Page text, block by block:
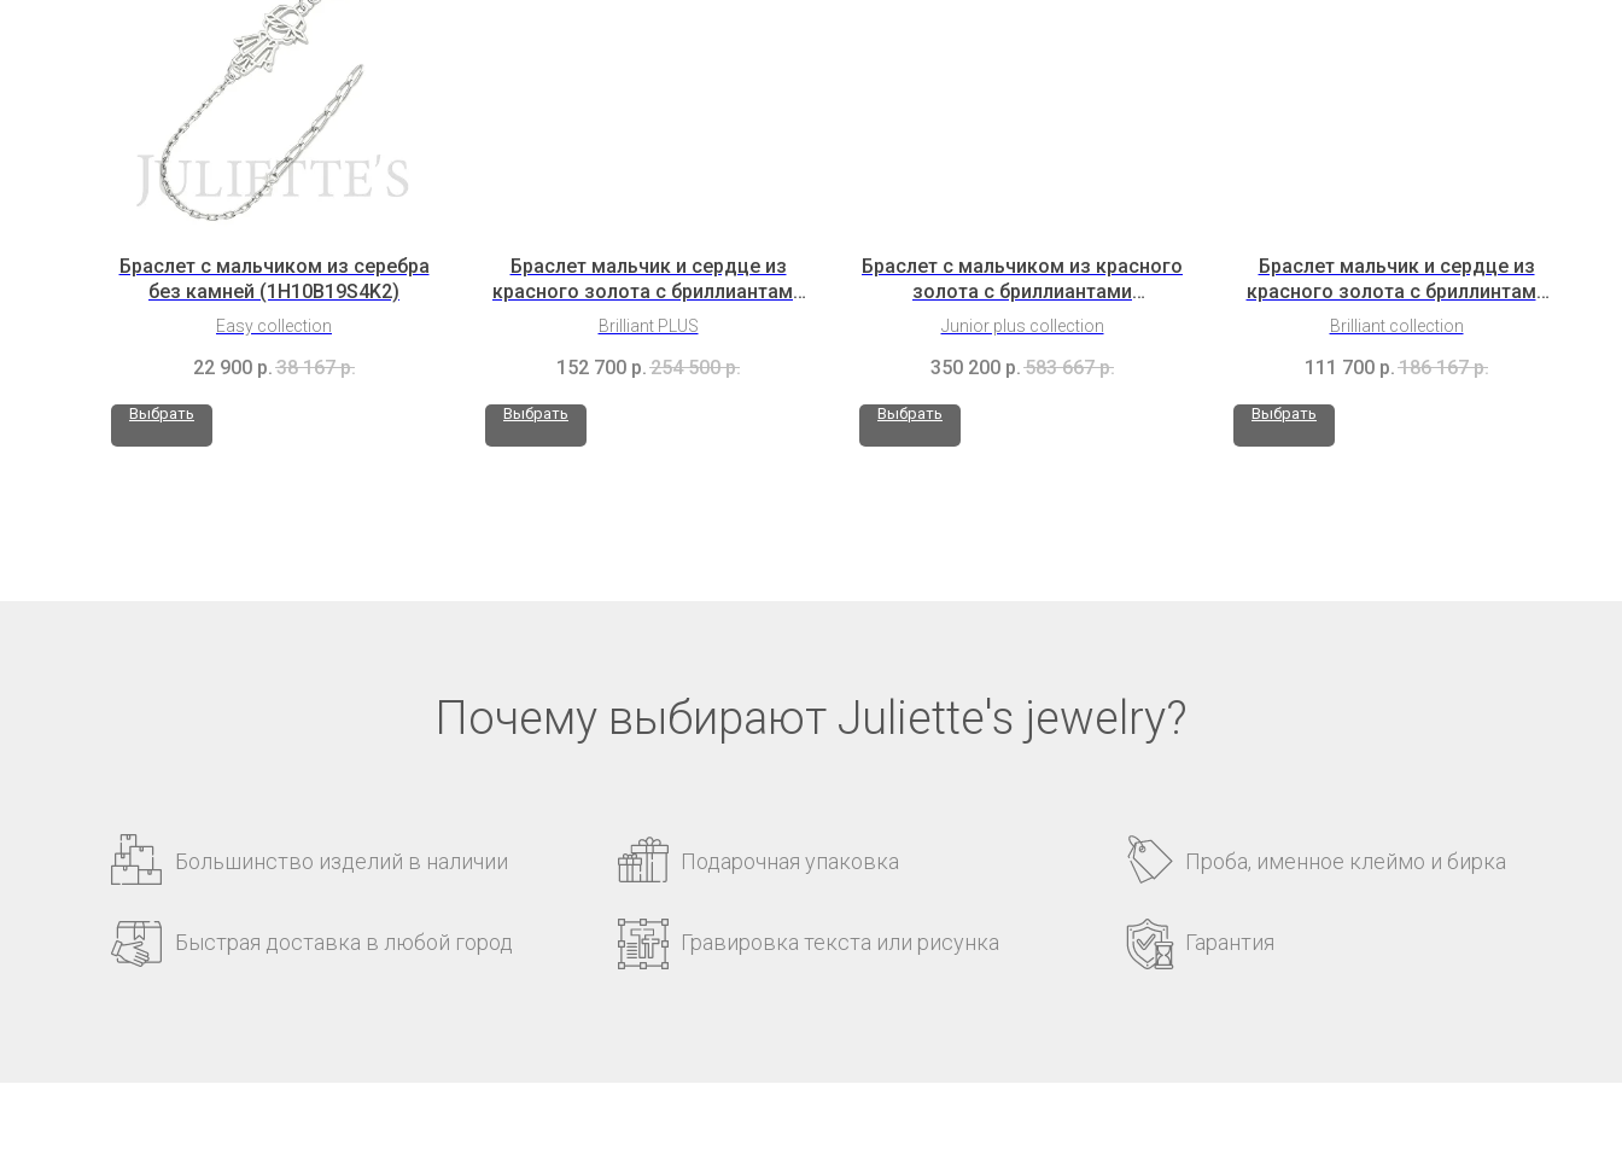
Браслет с мальчиком из серебра
без камней (1H10B19S4K2)
Easy collection
22 900 р.38 167 р.
Выбрать
Браслет мальчик и сердце из
красного золота с бриллиантами
(2H8B8K2b)
Brilliant PLUS
152 700 р.254 500 р.
Выбрать
Браслет с мальчиком из красного
золота с бриллиантами
(2C1B9C1Cl3K2Bc1b)
Junior plus collection
350 200 р.583 667 р.
Выбрать
Браслет мальчик и сердце из
красного золота с бриллинтами
(2H5B1K2b)
Brilliant collection
111 700 р.186 167 р.
Выбрать
Почему выбирают Juliette's jewelry?
Большинство изделий в наличии
Быстрая доставка в любой город
Подарочная упаковка
Гравировка текста или рисунка
Проба, именное клеймо и бирка
Гарантия